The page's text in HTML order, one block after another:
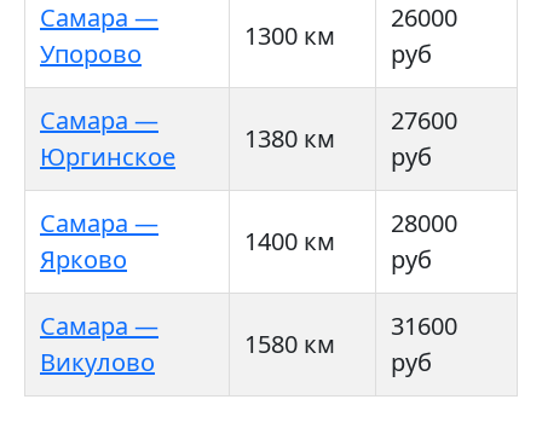
Самара —
Упорово
1300 км
26000
руб
Самара —
Юргинское
1380 км
27600
руб
Самара —
Ярково
1400 км
28000
руб
Самара —
Викулово
1580 км
31600
руб